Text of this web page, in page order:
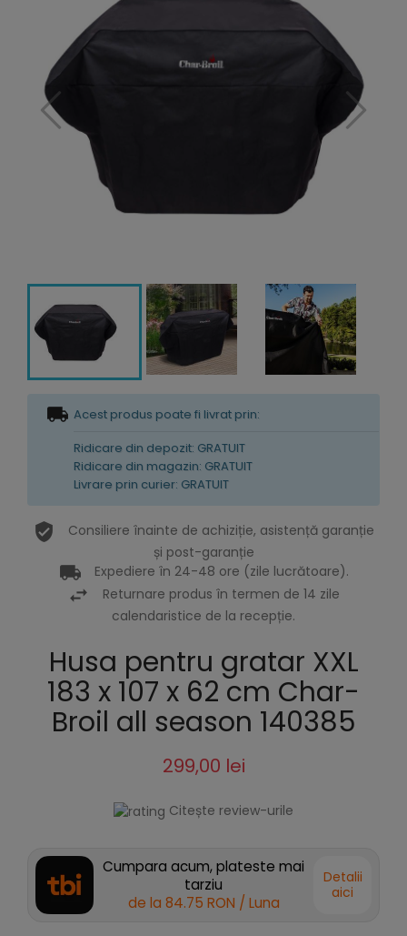
Acest produs poate fi livrat prin:
Ridicare din depozit: GRATUIT
Ridicare din magazin: GRATUIT
Livrare prin curier: GRATUIT
Consiliere înainte de achiziție, asistență garanție
și post-garanție
Expediere în 24-48 ore (zile lucrătoare).
Returnare produs în termen de 14 zile
calendaristice de la recepție.
Husa pentru gratar XXL
183 x 107 x 62 cm Char-
Broil all season 140385
299,00 lei
Citește review-urile
Cumpara acum, plateste mai
tarziu
de la 84.75 RON / Luna
Detalii
aici